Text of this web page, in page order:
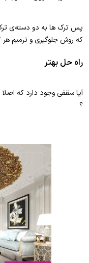
پس ترک ها به دو دسته‌ی
که روش جلوگیری و ترمیم
راه حل بهتر
آیا سقفی وجود دارد که
؟